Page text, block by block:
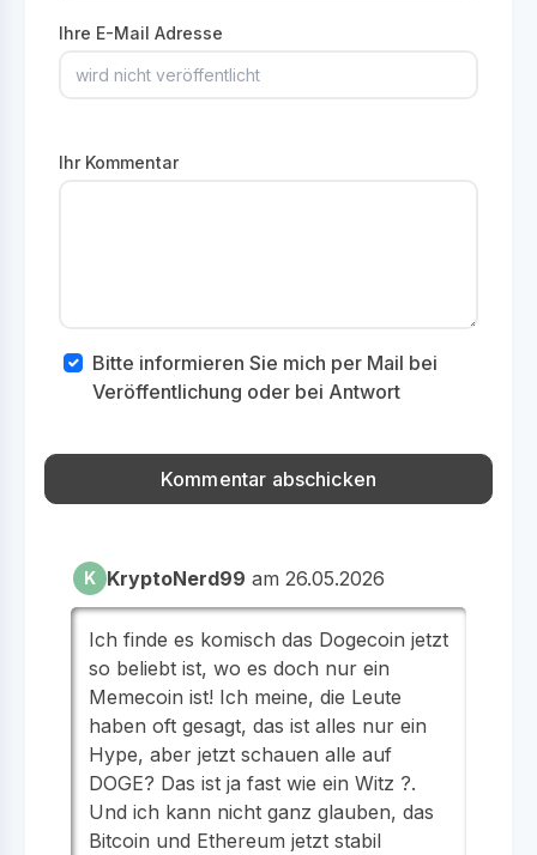
Ihre E-Mail Adresse
Ihr Kommentar
Bitte informieren Sie mich per Mail bei
Veröffentlichung oder bei Antwort
K KryptoNerd99 am 26.05.2026
Ich finde es komisch das Dogecoin jetzt
so beliebt ist, wo es doch nur ein
Memecoin ist! Ich meine, die Leute
haben oft gesagt, das ist alles nur ein
Hype, aber jetzt schauen alle auf
DOGE? Das ist ja fast wie ein Witz ?.
Und ich kann nicht ganz glauben, das
Bitcoin und Ethereum jetzt stabil